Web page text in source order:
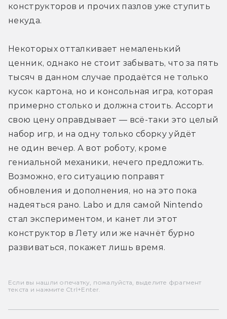
конструкторов и прочих пазлов уже ступить
некуда.
Некоторых отталкивает немаленький
ценник, однако не стоит забывать, что за пять
тысяч в данном случае продаётся не только
кусок картона, но и консольная игра, которая
примерно столько и должна стоить. Ассорти
свою цену оправдывает — всё-таки это целый
набор игр, и на одну только сборку уйдёт
не один вечер. А вот роботу, кроме
гениальной механики, нечего предложить.
Возможно, его ситуацию поправят
обновления и дополнения, но на это пока
надеяться рано. Labo и для самой Nintendo
стал экспериментом, и канет ли этот
конструктор в Лету или же начнёт бурно
развиваться, покажет лишь время.
Если вы нашли опечатку, пожалуйста, выделите фрагмент
текста и нажмите Ctrl+Enter.